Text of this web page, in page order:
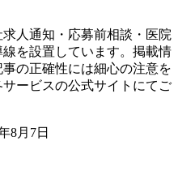
求人通知・応募前相談・医院
を設置しています。掲載情
の正確性には細心の注意を
ービスの公式サイトにてご
8月7日